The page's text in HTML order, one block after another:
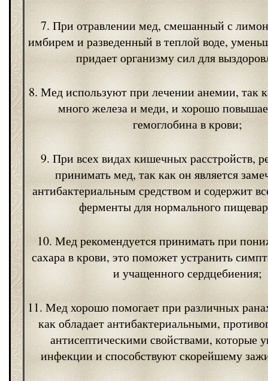
7. При отравлении мед, смешанный с
имбирем и разведенный в теплой воде,
придает организму сил для
8. Мед используют при лечении анемии, так
много железа и меди, и хорошо
гемоглобина в крови;
9. При всех видах кишечных расстройств,
принимать мед, так как он является
антибактериальным средством и содержит
ферменты для нормального
10. Мед рекомендуется принимать при
сахара в крови, это поможет устранить
и учащенного сердцебиения;
11. Мед хорошо помогает при различных
как обладает антибактериальными,
антисептическими свойствами, которые
инфекции и способствуют скорейшему